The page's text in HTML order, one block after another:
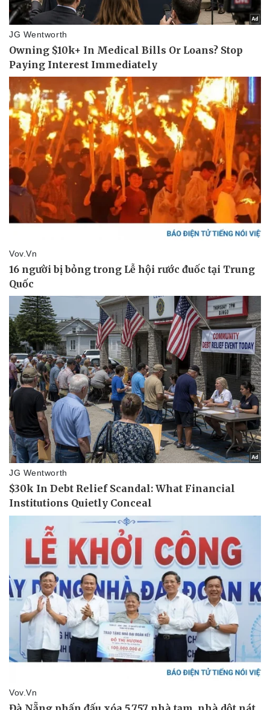
Pháp luật
Vụ án
Tin nóng
Tư vấn luật
Vũ khí
Việt Nam
Phân tích